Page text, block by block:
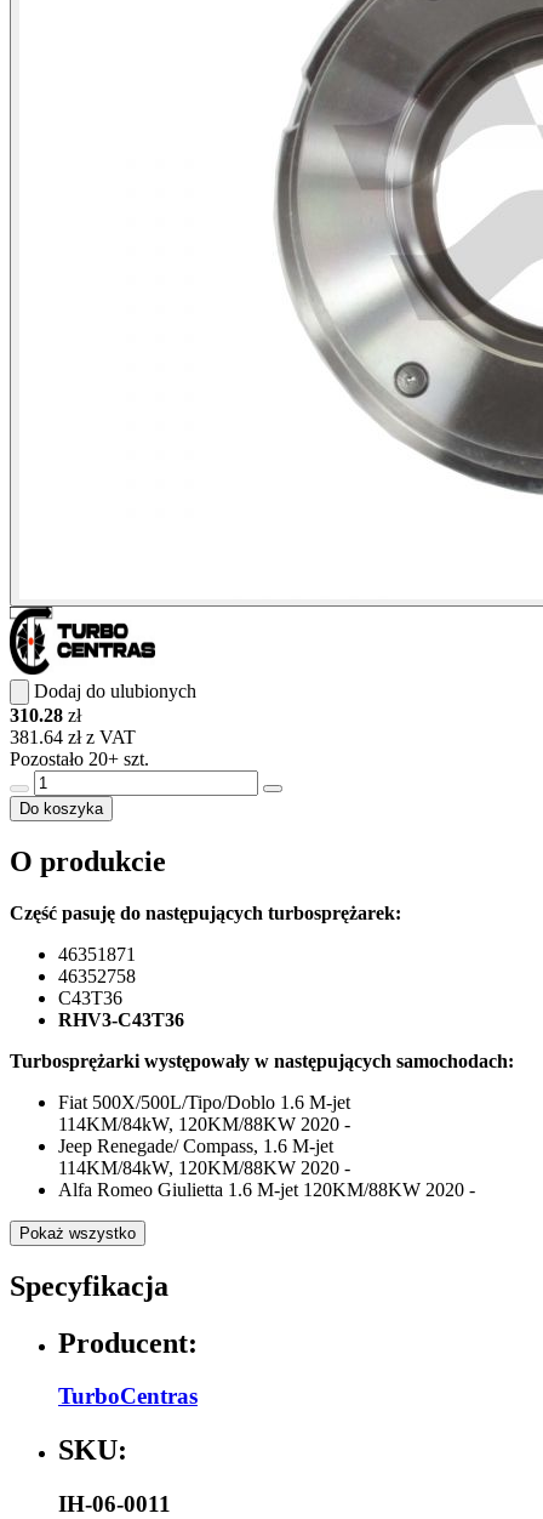
Dodaj do ulubionych
310.28 zł
381.64 zł z VAT
Pozostało 20+ szt.
Do koszyka
O produkcie
Część pasuję do następujących turbosprężarek:
46351871
46352758
C43T36
RHV3-C43T36
Turbosprężarki występowały w następujących samochodach:
Fiat 500X/500L/Tipo/Doblo 1.6 M-jet
114KM/84kW, 120KM/88KW 2020 -
Jeep Renegade/ Compass, 1.6 M-jet
114KM/84kW, 120KM/88KW 2020 -
Alfa Romeo Giulietta 1.6 M-jet 120KM/88KW 2020 -
Pokaż wszystko
Specyfikacja
Producent:
TurboCentras
SKU:
IH-06-0011